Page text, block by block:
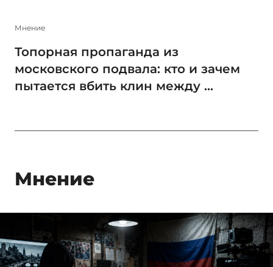
Мнение
Топорная пропаганда из
московского подвала: кто и зачем
пытается вбить клин между ...
Мнение